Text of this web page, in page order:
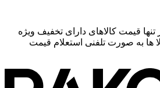
تنها قیمت کالاهای دارای تخفیف ویژه
ها به صورت تلفنی استعلام قیمت